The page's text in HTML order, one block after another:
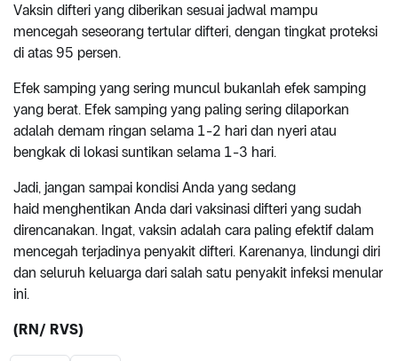
Vaksin difteri yang diberikan sesuai jadwal mampu
mencegah seseorang tertular difteri, dengan tingkat proteksi
di atas 95 persen.
Efek samping yang sering muncul bukanlah efek samping
yang berat. Efek samping yang paling sering dilaporkan
adalah demam ringan selama 1-2 hari dan nyeri atau
bengkak di lokasi suntikan selama 1-3 hari.
Jadi, jangan sampai kondisi Anda yang sedang
haid menghentikan Anda dari vaksinasi difteri yang sudah
direncanakan. Ingat, vaksin adalah cara paling efektif dalam
mencegah terjadinya penyakit difteri. Karenanya, lindungi diri
dan seluruh keluarga dari salah satu penyakit infeksi menular
ini.
(RN/ RVS)